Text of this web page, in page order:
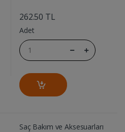
262.50 TL
Adet
Saç Bakım ve Aksesuarları